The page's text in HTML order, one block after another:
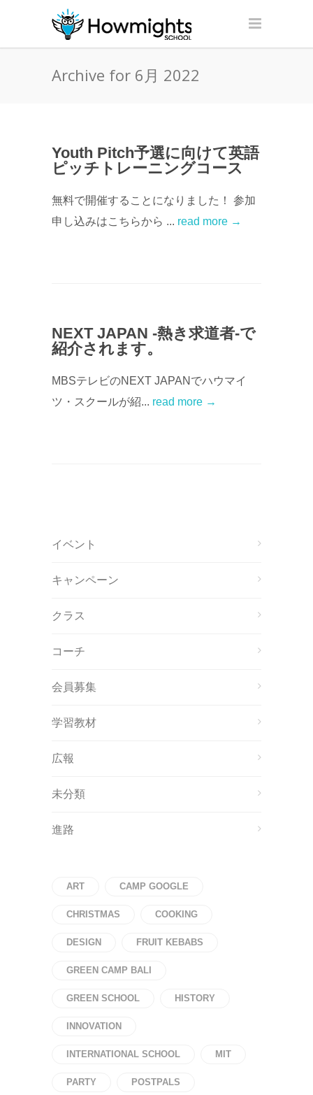
Archive for 6月 2022
Youth Pitch予選に向けて英語
ピッチトレーニングコース
無料で開催することになりました！ 参加
申し込みはこちらから ... read more →
NEXT JAPAN -熱き求道者-で
紹介されます。
MBSテレビのNEXT JAPANでハウマイ
ツ・スクールが紹... read more →
イベント
キャンペーン
クラス
コーチ
会員募集
学習教材
広報
未分類
進路
ART CAMP GOOGLE
CHRISTMAS COOKING
DESIGN FRUIT KEBABS
GREEN CAMP BALI
GREEN SCHOOL HISTORY
INNOVATION
INTERNATIONAL SCHOOL MIT
PARTY POSTPALS